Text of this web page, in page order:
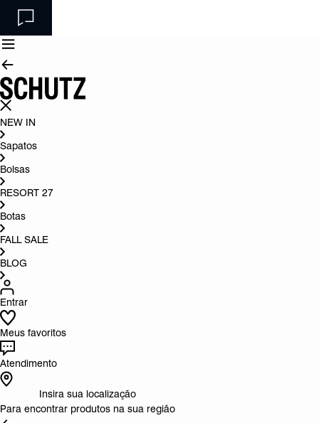
NEW IN
Sapatos
Bolsas
RESORT 27
Botas
FALL SALE
BLOG
Entrar
Meus favoritos
Atendimento
Insira sua localização
Para encontrar produtos na sua região